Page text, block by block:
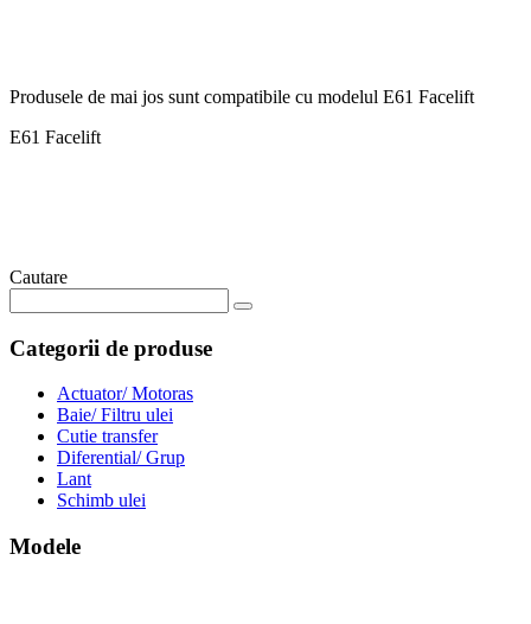
Produsele de mai jos sunt compatibile cu modelul E61 Facelift
E61 Facelift
Cautare
Categorii de produse
Actuator/ Motoras
Baie/ Filtru ulei
Cutie transfer
Diferential/ Grup
Lant
Schimb ulei
Modele